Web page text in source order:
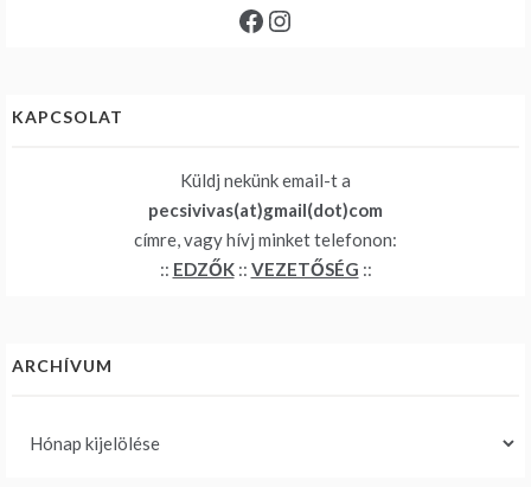
Facebook
Instagram
KAPCSOLAT
Küldj nekünk email-t a
pecsivivas(at)gmail(dot)com
címre, vagy hívj minket telefonon:
:: EDZŐK:: VEZETŐSÉG ::
ARCHÍVUM